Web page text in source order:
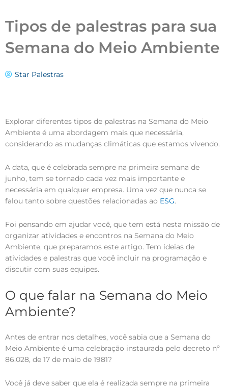
Tipos de palestras para sua
Semana do Meio Ambiente
Star Palestras
Explorar diferentes tipos de palestras na Semana do Meio
Ambiente é uma abordagem mais que necessária,
considerando as mudanças climáticas que estamos vivendo.
A data, que é celebrada sempre na primeira semana de
junho, tem se tornado cada vez mais importante e
necessária em qualquer empresa. Uma vez que nunca se
falou tanto sobre questões relacionadas ao ESG.
Foi pensando em ajudar você, que tem está nesta missão de
organizar atividades e encontros na Semana do Meio
Ambiente, que preparamos este artigo. Tem ideias de
atividades e palestras que você incluir na programação e
discutir com suas equipes.
O que falar na Semana do Meio
Ambiente?
Antes de entrar nos detalhes, você sabia que a Semana do
Meio Ambiente é uma celebração instaurada pelo decreto nº
86.028, de 17 de maio de 1981?
Você já deve saber que ela é realizada sempre na primeira